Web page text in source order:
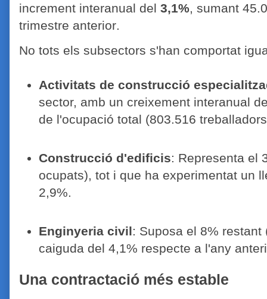
increment interanual del 3,1%, sumant
trimestre anterior.
No tots els subsectors s'han comportat
Activitats de construcció
sector, amb un creixement interanual
de l'ocupació total (803.516
Construcció d'edificis: Representa el
ocupats), tot i que ha experimentat un
2,9%.
Enginyeria civil: Suposa el 8%
caiguda del 4,1% respecte a l'any
Una contractació més estable